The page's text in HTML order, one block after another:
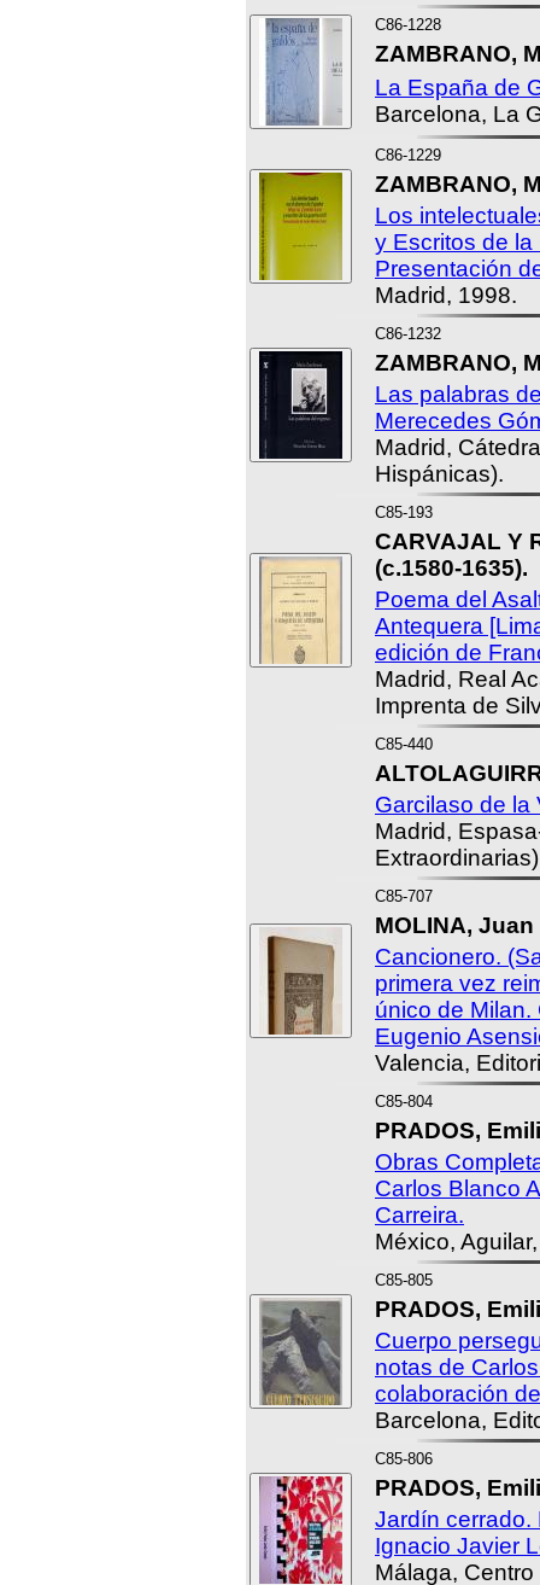
C86-1228
ZAMBRANO,
La España de
Barcelona, La
C86-1229
ZAMBRANO,
Los
y Escritos de la
Presentación
Madrid, 1998.
C86-1232
ZAMBRANO,
Las palabras
Merecedes
Madrid,
Hispánicas).
C85-193
CARVAJAL Y
(c.1580-1635).
Poema del
Antequera
edición de
Madrid, Real
Imprenta de
C85-440
Garcilaso de la
Madrid,
C85-707
MOLINA, Juan
Cancionero.
primera vez
único de
Eugenio
Valencia,
C85-804
PRADOS,
Obras
Carlos Blanco
Carreira.
México,
C85-805
PRADOS,
Cuerpo
notas de
colaboración
Barcelona,
C85-806
PRADOS,
Jardín cerrado.
Ignacio Javier
Málaga,